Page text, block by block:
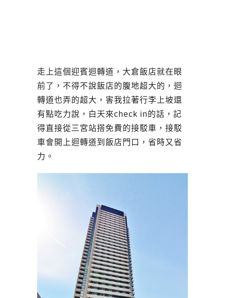
走上這個迎賓迴轉道，大倉飯店就在眼
前了，不得不說飯店的腹地超大的，迴
轉道也弄的超大，害我拉著行李上坡還
有點吃力說，白天來check in的話，記
得直接從三宮站搭免費的接駁車，接駁
車會開上迴轉道到飯店門口，省時又省
力。